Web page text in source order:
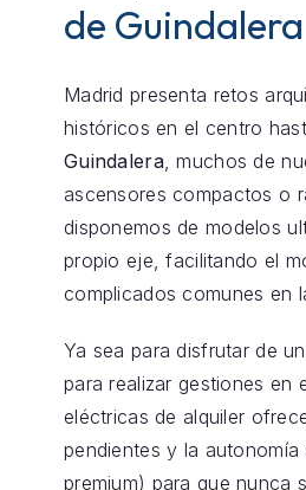
de Guindalera
Madrid presenta retos
históricos en el centro
Guindalera, muchos de
ascensores compactos o
disponemos de modelos
propio eje, facilitando el
complicados comunes en
Ya sea para disfrutar de
para realizar gestiones en
eléctricas de alquiler
pendientes y la
premium) para que nunca